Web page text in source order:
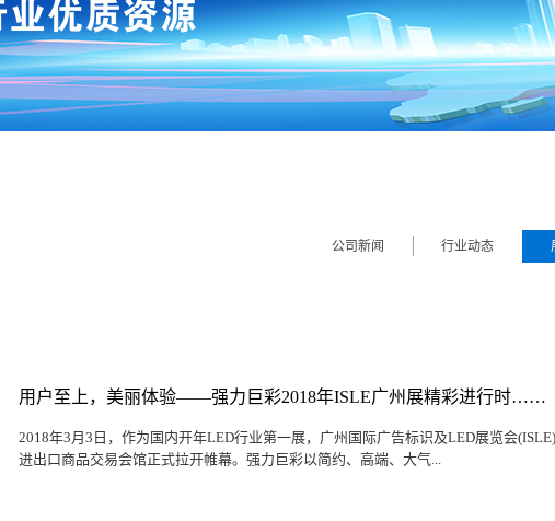
公司新闻 行业动态
用户至上，美丽体验——强力巨彩2018年ISLE广州展精彩进行时……
2018年3月3日，作为国内开年LED行业第一展，广州国际广告标识及LED展览会
进出口商品交易会馆正式拉开帷幕。强力巨彩以简约、高端、大气...